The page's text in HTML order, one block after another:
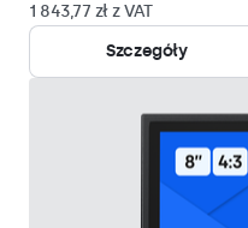
1 843,77 zł z VAT
Szczegóły